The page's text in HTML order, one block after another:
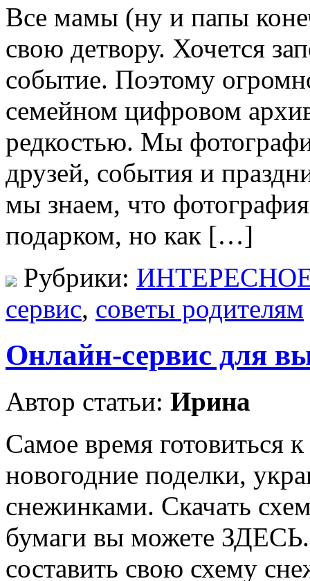
Все мамы (ну и папы
свою детвору. Хочется
событие. Поэтому
семейном цифровом
редкостью. Мы
друзей, события и
мы знаем, что
подарком, но как […]
Рубрики:
сервис, советы родителям
Онлайн-сервис для
Автор статьи: Ирина
Самое время готовиться
новогодние поделки,
снежинками. Скачать
бумаги вы можете
составить свою схему